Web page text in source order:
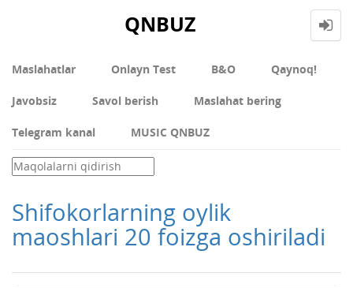
QNBUZ
Maslahatlar Onlayn Test В&О Qaynoq!
Javobsiz Savol berish Maslahat bering
Telegram kanal MUSIC QNBUZ
Shifokorlarning oylik
maoshlari 20 foizga oshiriladi